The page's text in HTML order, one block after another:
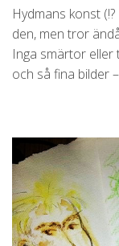
Hydmans konst
den, men tror
Inga smärtor eller
och så fina bilder